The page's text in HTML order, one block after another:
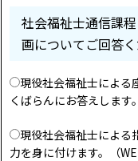
社会福祉士通信課
画についてご回答く
現役社会福祉士による
くばらんにお答えします
現役社会福祉士による
力を身に付けます。（